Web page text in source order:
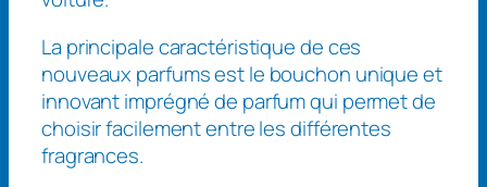
La principale caractéristique de ces
nouveaux parfums est le bouchon unique et
innovant imprégné de parfum qui permet de
choisir facilement entre les différentes
fragrances.